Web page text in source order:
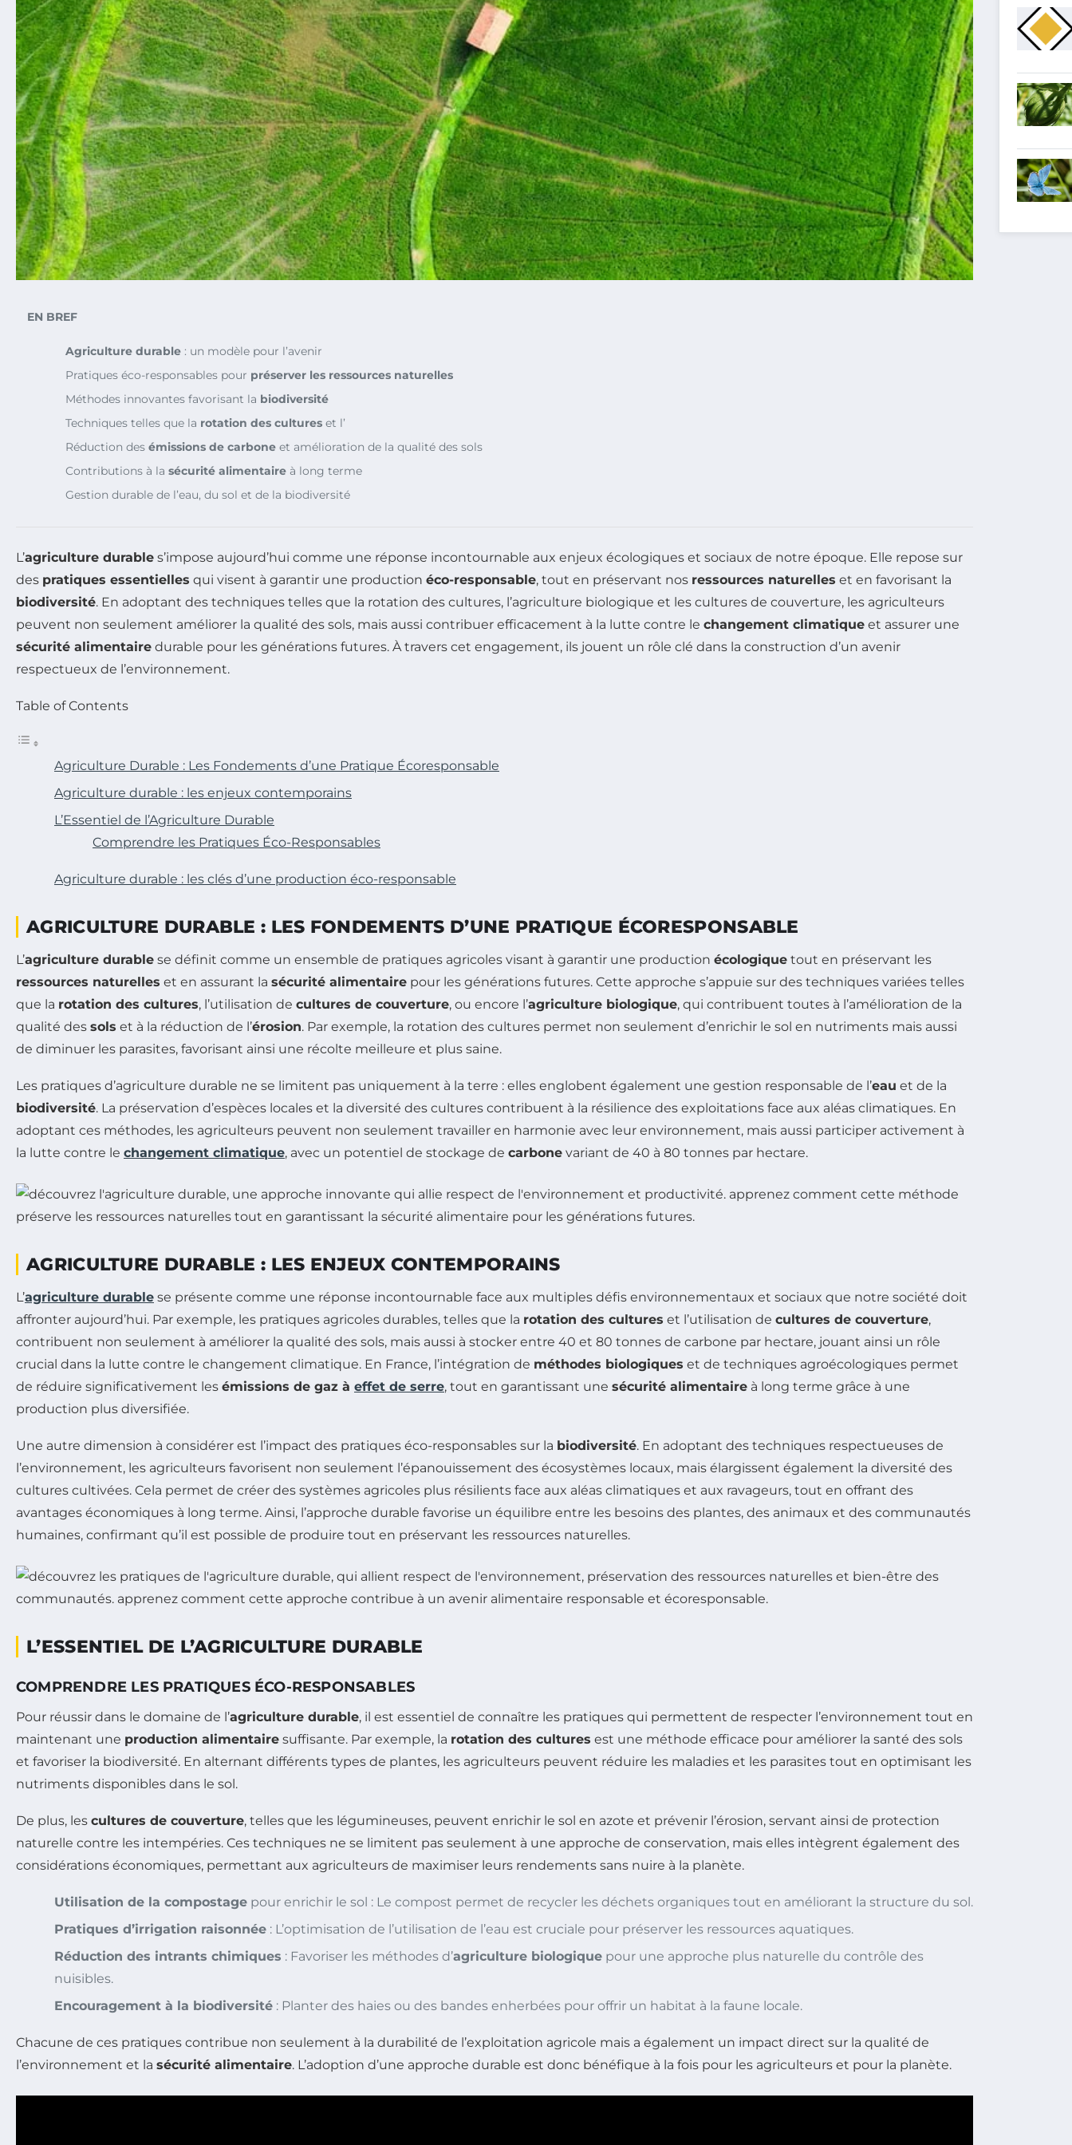
EN BREF
Agriculture durable : un modèle pour l’avenir
Pratiques éco-responsables pour préserver les ressources naturelles
Méthodes innovantes favorisant la biodiversité
Techniques telles que la rotation des cultures et l’
Réduction des émissions de carbone et amélioration de la qualité des sols
Contributions à la sécurité alimentaire à long terme
Gestion durable de l’eau, du sol et de la biodiversité
L’agriculture durable s’impose aujourd’hui comme une réponse incontournable aux enjeux écologiques et sociaux de notre époque. Elle repose sur
des pratiques essentielles qui visent à garantir une production éco-responsable, tout en préservant nos ressources naturelles et en favorisant la
biodiversité. En adoptant des techniques telles que la rotation des cultures, l’agriculture biologique et les cultures de couverture, les agriculteurs
peuvent non seulement améliorer la qualité des sols, mais aussi contribuer efficacement à la lutte contre le changement climatique et assurer une
sécurité alimentaire durable pour les générations futures. À travers cet engagement, ils jouent un rôle clé dans la construction d’un avenir
respectueux de l’environnement.
Table of Contents
Agriculture Durable : Les Fondements d’une Pratique Écoresponsable
Agriculture durable : les enjeux contemporains
L’Essentiel de l’Agriculture Durable
Comprendre les Pratiques Éco-Responsables
Agriculture durable : les clés d’une production éco-responsable
AGRICULTURE DURABLE : LES FONDEMENTS D’UNE PRATIQUE ÉCORESPONSABLE
L’agriculture durable se définit comme un ensemble de pratiques agricoles visant à garantir une production écologique tout en préservant les
ressources naturelles et en assurant la sécurité alimentaire pour les générations futures. Cette approche s’appuie sur des techniques variées telles
que la rotation des cultures, l’utilisation de cultures de couverture, ou encore l’agriculture biologique, qui contribuent toutes à l’amélioration de la
qualité des sols et à la réduction de l’érosion. Par exemple, la rotation des cultures permet non seulement d’enrichir le sol en nutriments mais aussi
de diminuer les parasites, favorisant ainsi une récolte meilleure et plus saine.
Les pratiques d’agriculture durable ne se limitent pas uniquement à la terre : elles englobent également une gestion responsable de l’eau et de la
biodiversité. La préservation d’espèces locales et la diversité des cultures contribuent à la résilience des exploitations face aux aléas climatiques. En
adoptant ces méthodes, les agriculteurs peuvent non seulement travailler en harmonie avec leur environnement, mais aussi participer activement à
la lutte contre le changement climatique, avec un potentiel de stockage de carbone variant de 40 à 80 tonnes par hectare.
AGRICULTURE DURABLE : LES ENJEUX CONTEMPORAINS
L’agriculture durable se présente comme une réponse incontournable face aux multiples défis environnementaux et sociaux que notre société doit
affronter aujourd’hui. Par exemple, les pratiques agricoles durables, telles que la rotation des cultures et l’utilisation de cultures de couverture,
contribuent non seulement à améliorer la qualité des sols, mais aussi à stocker entre 40 et 80 tonnes de carbone par hectare, jouant ainsi un rôle
crucial dans la lutte contre le changement climatique. En France, l’intégration de méthodes biologiques et de techniques agroécologiques permet
de réduire significativement les émissions de gaz à effet de serre, tout en garantissant une sécu­rité alimentaire à long terme grâce à une
production plus diversifiée.
Une autre dimension à considérer est l’impact des pratiques éco-responsables sur la biodiversité. En adoptant des techniques respectueuses de
l’environnement, les agriculteurs favorisent non seulement l’épanouissement des écosystèmes locaux, mais élargissent également la diversité des
cultures cultivées. Cela permet de créer des systèmes agricoles plus résilients face aux aléas climatiques et aux ravageurs, tout en offrant des
avantages économiques à long terme. Ainsi, l’approche durable favorise un équilibre entre les besoins des plantes, des animaux et des communautés
humaines, confirmant qu’il est possible de produire tout en préservant les ressources naturelles.
L’ESSENTIEL DE L’AGRICULTURE DURABLE
COMPRENDRE LES PRATIQUES ÉCO-RESPONSABLES
Pour réussir dans le domaine de l’agriculture durable, il est essentiel de connaître les pratiques qui permettent de respecter l’environnement tout en
maintenant une production alimentaire suffisante. Par exemple, la rotation des cultures est une méthode efficace pour améliorer la santé des sols
et favoriser la biodiversité. En alternant différents types de plantes, les agriculteurs peuvent réduire les maladies et les parasites tout en optimisant les
nutriments disponibles dans le sol.
De plus, les cultures de couverture, telles que les légumineuses, peuvent enrichir le sol en azote et prévenir l’érosion, servant ainsi de protection
naturelle contre les intempéries. Ces techniques ne se limitent pas seulement à une approche de conservation, mais elles intègrent également des
considérations économiques, permettant aux agriculteurs de maximiser leurs rendements sans nuire à la planète.
Utilisation de la compostage pour enrichir le sol : Le compost permet de recycler les déchets organiques tout en améliorant la structure du sol.
Pratiques d’irrigation raisonnée : L’optimisation de l’utilisation de l’eau est cruciale pour préserver les ressources aquatiques.
Réduction des intrants chimiques : Favoriser les méthodes d’agriculture biologique pour une approche plus naturelle du contrôle des
nuisibles.
Encouragement à la biodiversité : Planter des haies ou des bandes enherbées pour offrir un habitat à la faune locale.
Chacune de ces pratiques contribue non seulement à la durabilité de l’exploitation agricole mais a également un impact direct sur la qualité de
l’environnement et la sécurité alimentaire. L’adoption d’une approche durable est donc bénéfique à la fois pour les agriculteurs et pour la planète.